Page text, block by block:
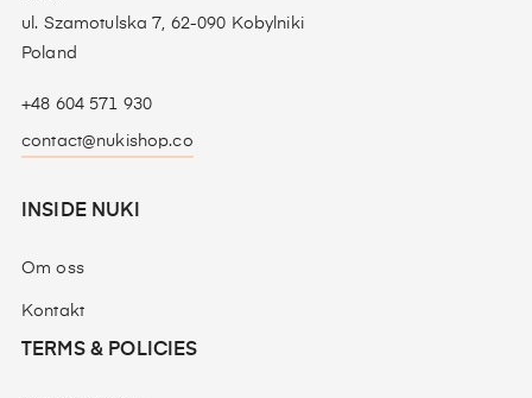
ul. Szamotulska 7, 62-090 Kobylniki
Poland
+48 604 571 930
contact@nukishop.co
INSIDE NUKI
Om oss
Kontakt
TERMS & POLICIES